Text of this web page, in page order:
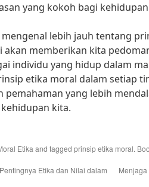
yang kokoh bagi
lebih jauh tentang
akan memberikan kita
individu yang hidup dalam
etika moral dalam setiap
pemahaman yang lebih
kita.
Etika and tagged prinsip etika moral.
Etika dan Nilai dalam